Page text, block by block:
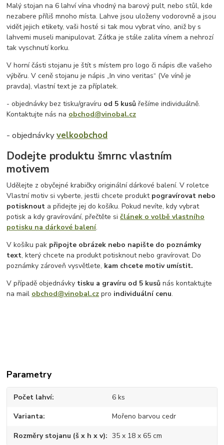
Malý stojan na 6 lahví vína vhodný na barový pult, nebo stůl, kde
nezabere příliš mnoho místa. Lahve jsou uloženy vodorovně a jsou
vidět jejich etikety, vaši hosté si tak mou vybrat víno, aniž by s
lahvemi museli manipulovat. Zátka je stále zalita vínem a nehrozí
tak vyschnutí korku.
V horní části stojanu je štít s místem pro logo či nápis dle vašeho
výběru. V ceně stojanu je nápis „In vino veritas“ (Ve víně je
pravda), vlastní text je za příplatek.
- objednávky bez tisku/gravíru od 5 kusů řešíme individuálně.
Kontaktujte nás na obchod@vinobal.cz
- objednávkyvelkoobchod
Dodejte produktu šmrnc vlastním
motivem
Udělejte z obyčejné krabičky originální dárkové balení. V roletce
Vlastní motiv si vyberte, jestli chcete produkt pogravírovat nebo
potisknout a přidejte jej do košíku. Pokud nevíte, kdy vybrat
potisk a kdy gravírování, přečtěte sičlánek o volbě vlastního
potisku na dárkové balení.
V košíku pak připojte obrázek nebo napište do poznámky
text, který chcete na produkt potisknout nebo gravírovat. Do
poznámky zároveň vysvětlete, kam chcete motiv umístit.
V případě objednávky tisku a gravíru od 5 kusů nás kontaktujte
na mail obchod@vinobal.cz pro individuální cenu.
Parametry
Počet lahví 6 ks
Varianta Mořeno barvou cedr
Rozměry stojanu (š x h x v) 35 x 18 x 65 cm